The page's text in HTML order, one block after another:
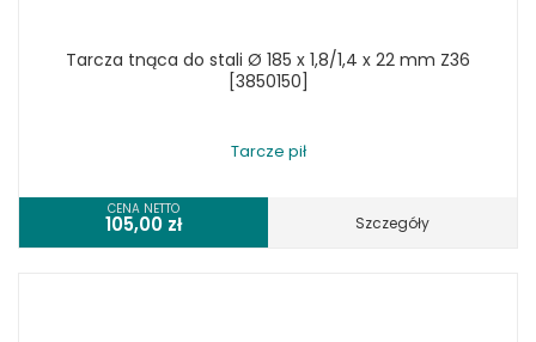
Tarcza tnąca do stali Ø 185 x 1,8/1,4 x 22 mm Z36
[3850150]
Tarcze pił
CENA NETTO
105,00 zł Szczegóły